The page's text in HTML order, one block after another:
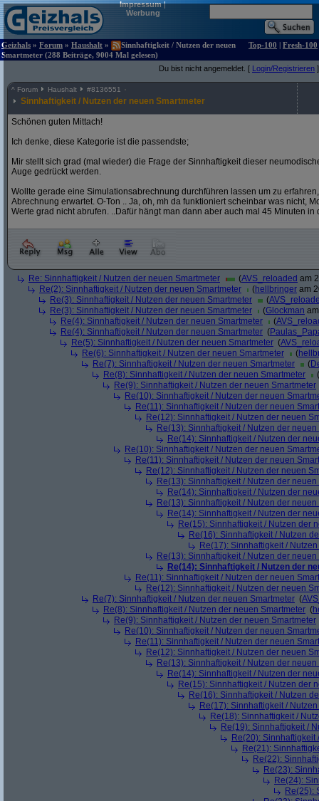
Impressum|
Werbung
Geizhals » Forum » Haushalt »
Sinnhaftigkeit / Nutzen der neuen
Smartmeter (288 Beiträge, 9004 Mal gelesen)
Top-100 | Fresh-100
Du bist nicht angemeldet. [ Login/Registrieren ]
^ Forum Haushalt #8136551
Sinnhaftigkeit / Nutzen der neuen Smartmeter
Schönen guten Mittach!
Ich denke, diese Kategorie ist die passendste;
Mir stellt sich grad (mal wieder) die Frage der Sinnhaftigkeit dieser
Auge gedrückt werden.
Wollte gerade eine Simulationsabrechnung durchführen lassen um zu
Abrechnung erwartet. O-Ton .. Ja, oh, mh da funktioniert scheinbar was nicht,
Werte grad nicht abrufen. ..Dafür hängt man dann aber auch mal 45 Minuten
Re: Sinnhaftigkeit / Nutzen der neuen Smartmeter (AVS_reloaded am
Re(2): Sinnhaftigkeit / Nutzen der neuen Smartmeter
(hellbringer am
Re(3): Sinnhaftigkeit / Nutzen der neuen Smartmeter
(
Re(3): Sinnhaftigkeit / Nutzen der neuen Smartmeter
(Glockman
Re(4): Sinnhaftigkeit / Nutzen der neuen Smartmeter
(
Re(4): Sinnhaftigkeit / Nutzen der neuen Smartmeter (
Re(5): Sinnhaftigkeit / Nutzen der neuen Smartmeter (
Re(6): Sinnhaftigkeit / Nutzen der neuen Smartmeter
(
Re(7): Sinnhaftigkeit / Nutzen der neuen Smartmeter
(
Re(8): Sinnhaftigkeit / Nutzen der neuen Smartmeter
(
Re(9): Sinnhaftigkeit / Nutzen der neuen Smartmeter
Re(10): Sinnhaftigkeit / Nutzen der neuen
Re(11): Sinnhaftigkeit / Nutzen der neuen
Re(12): Sinnhaftigkeit / Nutzen der neuen
Re(13): Sinnhaftigkeit / Nutzen der neuen
Re(14): Sinnhaftigkeit / Nutzen der
Re(10): Sinnhaftigkeit / Nutzen der neuen
Re(11): Sinnhaftigkeit / Nutzen der neuen
Re(12): Sinnhaftigkeit / Nutzen der neuen
Re(13): Sinnhaftigkeit / Nutzen der neuen
Re(14): Sinnhaftigkeit / Nutzen der
Re(13): Sinnhaftigkeit / Nutzen der neuen
Re(14): Sinnhaftigkeit / Nutzen der
Re(15): Sinnhaftigkeit / Nutzen der
Re(16): Sinnhaftigkeit / Nutzen
Re(17): Sinnhaftigkeit /
Re(13): Sinnhaftigkeit / Nutzen der neuen
Re(14): Sinnhaftigkeit / Nutzen der
Re(11): Sinnhaftigkeit / Nutzen der neuen
Re(12): Sinnhaftigkeit / Nutzen der neuen
Re(7): Sinnhaftigkeit / Nutzen der neuen Smartmeter (
Re(8): Sinnhaftigkeit / Nutzen der neuen Smartmeter (
Re(9): Sinnhaftigkeit / Nutzen der neuen Smartmeter
Re(10): Sinnhaftigkeit / Nutzen der neuen
Re(11): Sinnhaftigkeit / Nutzen der neuen
Re(12): Sinnhaftigkeit / Nutzen der neuen
Re(13): Sinnhaftigkeit / Nutzen der neuen
Re(14): Sinnhaftigkeit / Nutzen der
Re(15): Sinnhaftigkeit / Nutzen der
Re(16): Sinnhaftigkeit / Nutzen
Re(17): Sinnhaftigkeit /
Re(18): Sinnhaftigkeit /
Re(19): Sinnhaftigkeit /
Re(20): Sinnhaftigkeit
Re(21):
Re(22):
Re(23):
Re(24):
Re(25):